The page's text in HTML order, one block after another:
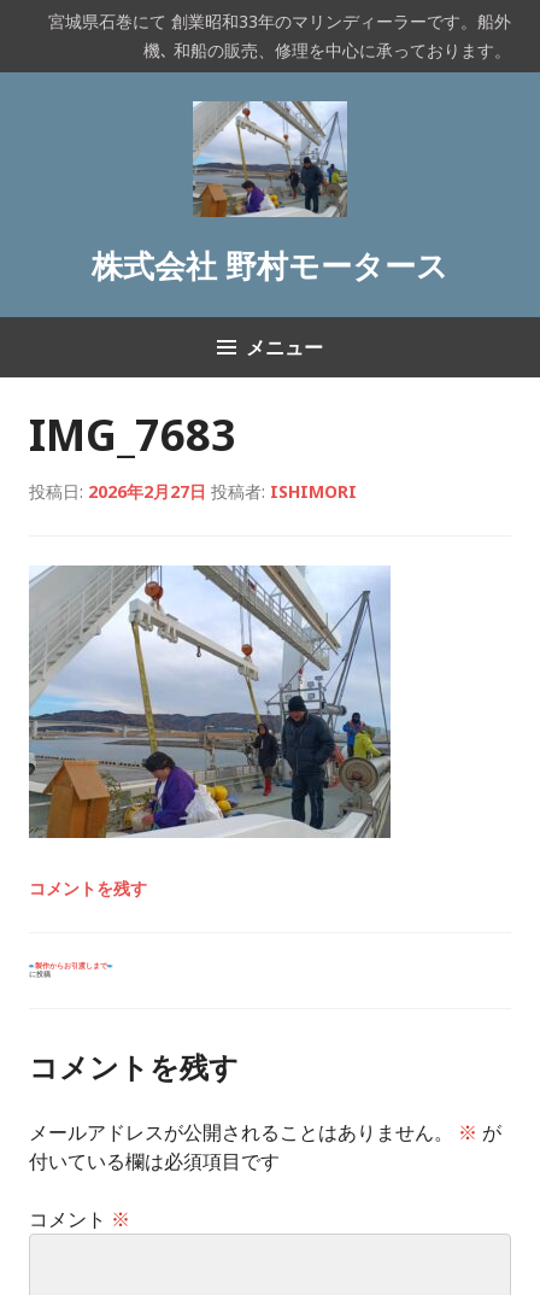
テ
宮城県石巻にて 創業昭和33年のマリンディーラーです。船外
機､ 和船の販売、修理を中心に承っております。
株式会社 野村モータース
メニュー
IMG_7683
投稿日: 2026年2月27日 投稿者: ISHIMORI
コメントを残す
投
シ
ョ
製作からお引渡しまで
に投稿
コメントを残す
メールアドレスが公開されることはありません。 ※ が
付いている欄は必須項目です
コメント ※